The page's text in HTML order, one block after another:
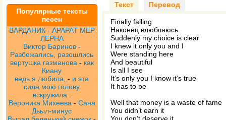
Популярные тексты
песен
ВАРДАНИК - АРАРАТ МЕР
ЛЕРНА
Виктор Баринов -
Разбежались, разошлись
вертушка газманова - как
Киану
ведь я любила, - и эта
сила мою голову
вскружила..
Вероника Михеева - Сана
Дьыл-минус
Текст Перевод
Finally falling
Наконец влюбляюсь
Suddenly my choice is clear
I knew it only you and I
Were standing here
And beautiful
Is all I see
It’s only you I know it’s true
It has to be
Well that money is a waste of fame
You didn’t earn it